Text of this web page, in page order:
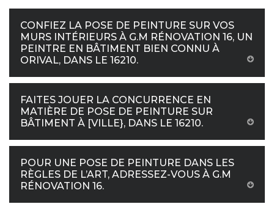
CONFIEZ LA POSE DE PEINTURE SUR VOS
MURS INTÉRIEURS À G.M RÉNOVATION 16, UN
PEINTRE EN BÂTIMENT BIEN CONNU À
ORIVAL, DANS LE 16210.
FAITES JOUER LA CONCURRENCE EN
MATIÈRE DE POSE DE PEINTURE SUR
BÂTIMENT À [VILLE}, DANS LE 16210.
POUR UNE POSE DE PEINTURE DANS LES
RÈGLES DE L’ART, ADRESSEZ-VOUS À G.M
RÉNOVATION 16.